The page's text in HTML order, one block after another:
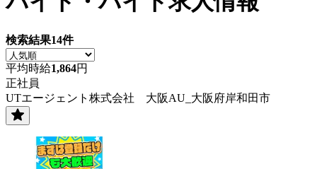
検索結果14件
平均時給1,864円
正社員
UTエージェント株式会社 大阪AU_大阪府岸和田市